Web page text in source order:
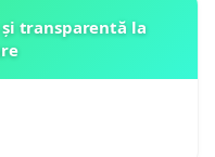
transparentă la